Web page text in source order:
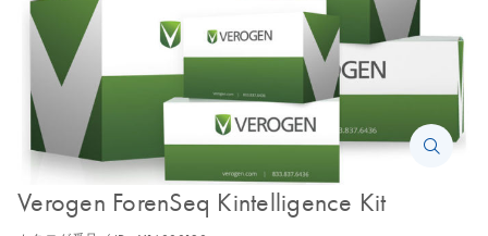
Verogen ForenSeq Kintelligence Kit